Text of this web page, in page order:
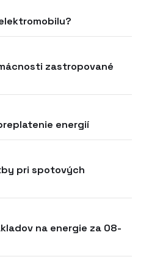
zastropované
energií
pri spotových
na energie za 08-